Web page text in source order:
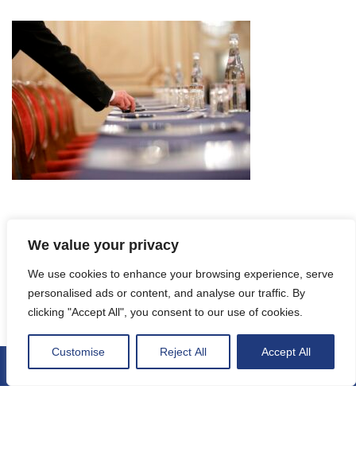
We value your privacy
We use cookies to enhance your browsing experience, serve
personalised ads or content, and analyse our traffic. By
clicking "Accept All", you consent to our use of cookies.
Customise Reject All Accept All
Onze duurzame leveranciers
In de afgelopen jaren zijn sociale en ecologische
verantwoordelijkheid de focus van onze activiteiten
geworden, dus hebben we besloten om te werken en